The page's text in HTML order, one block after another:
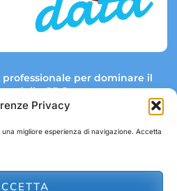
Privacy
migliore esperienza di navigazione. Accetta
professionale per dominare il
della GDO.